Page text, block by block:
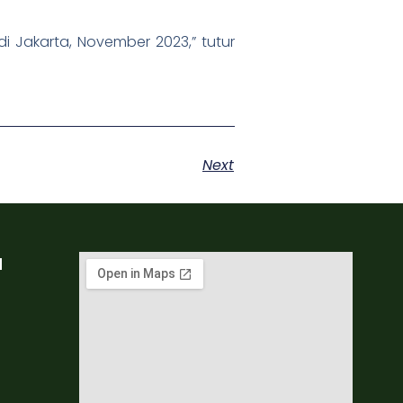
Jakarta, November 2023,” tutur
Next